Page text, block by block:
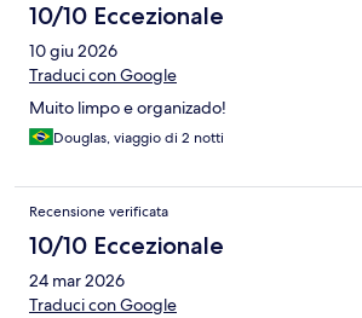
10/10 Eccezionale
10 giu 2026
Traduci con Google
Muito limpo e organizado!
Douglas, viaggio di 2 notti
Recensione verificata
10/10 Eccezionale
24 mar 2026
Traduci con Google